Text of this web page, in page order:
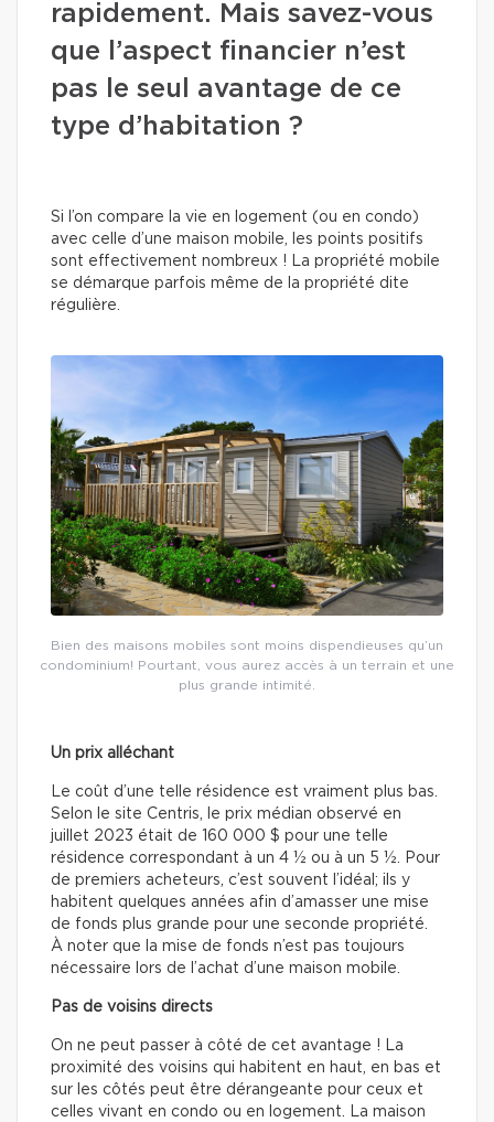
rapidement. Mais savez-vous
que l’aspect financier n’est
pas le seul avantage de ce
type d’habitation ?
Si l’on compare la vie en logement (ou en condo)
avec celle d’une maison mobile, les points positifs
sont effectivement nombreux ! La propriété mobile
se démarque parfois même de la propriété dite
régulière.
Bien des maisons mobiles sont moins dispendieuses qu’un
condominium! Pourtant, vous aurez accès à un terrain et une
plus grande intimité.
Un prix alléchant
Le coût d’une telle résidence est vraiment plus bas.
Selon le site Centris, le prix médian observé en
juillet 2023 était de 160 000 $ pour une telle
résidence correspondant à un 4 ½ ou à un 5 ½. Pour
de premiers acheteurs, c’est souvent l’idéal; ils y
habitent quelques années afin d’amasser une mise
de fonds plus grande pour une seconde propriété.
À noter que la mise de fonds n’est pas toujours
nécessaire lors de l’achat d’une maison mobile.
Pas de voisins directs
On ne peut passer à côté de cet avantage ! La
proximité des voisins qui habitent en haut, en bas et
sur les côtés peut être dérangeante pour ceux et
celles vivant en condo ou en logement. La maison